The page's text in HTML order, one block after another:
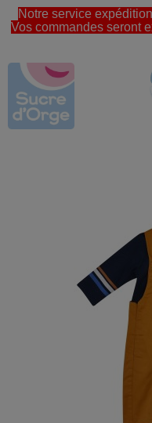
Notre service
Vos commandes seront